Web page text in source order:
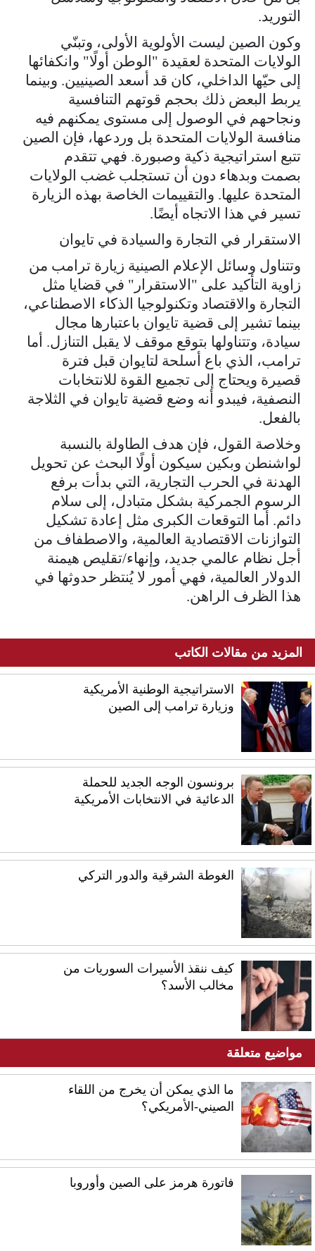
التوريد.
وكون الصين ليست الأولوية الأولى، وتبنّي
الولايات المتحدة لعقيدة "الوطن أولًا" وانكفائها
إلى حيّها الداخلي، كان قد أسعد الصينيين. وبينما
يربط البعض ذلك بحجم قوتهم التنافسية
ونجاحهم في الوصول إلى مستوى يمكنهم فيه
منافسة الولايات المتحدة بل وردعها، فإن الصين
تتبع استراتيجية ذكية وصبورة. فهي تتقدم
بصمت وبدهاء دون أن تستجلب غضب الولايات
المتحدة عليها. والتقييمات الخاصة بهذه الزيارة
تسير في هذا الاتجاه أيضًا.
الاستقرار في التجارة والسيادة في تايوان
وتتناول وسائل الإعلام الصينية زيارة ترامب من
زاوية التأكيد على "الاستقرار" في قضايا مثل
التجارة والاقتصاد وتكنولوجيا الذكاء الاصطناعي،
بينما تشير إلى قضية تايوان باعتبارها مجال
سيادة، وتتناولها بتوقع موقف لا يقبل التنازل. أما
ترامب، الذي باع أسلحة لتايوان قبل فترة
قصيرة ويحتاج إلى تجميع القوة للانتخابات
النصفية، فيبدو أنه وضع قضية تايوان في الثلاجة
بالفعل.
وخلاصة القول، فإن هدف الطاولة بالنسبة
لواشنطن وبكين سيكون أولًا البحث عن تحويل
الهدنة في الحرب التجارية، التي بدأت برفع
الرسوم الجمركية بشكل متبادل، إلى سلام
دائم. أما التوقعات الكبرى مثل إعادة تشكيل
التوازنات الاقتصادية العالمية، والاصطفاف من
أجل نظام عالمي جديد، وإنهاء/تقليص هيمنة
الدولار العالمية، فهي أمور لا يُنتظر حدوثها في
هذا الظرف الراهن.
المزيد من مقالات الكاتب
الاستراتيجية الوطنية الأمريكية
وزيارة ترامب إلى الصين
برونسون الوجه الجديد للحملة
الدعائية في الانتخابات الأمريكية
الغوطة الشرقية والدور التركي
كيف ننقذ الأسيرات السوريات من
مخالب الأسد؟
مواضيع متعلقة
ما الذي يمكن أن يخرج من اللقاء
الصيني-الأمريكي؟
فاتورة هرمز على الصين وأوروبا